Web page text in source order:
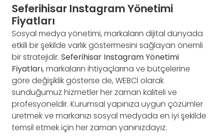
Seferihisar Instagram Yönetimi
Fiyatları
Sosyal medya yönetimi, markaların dijital dünyada
etkili bir şekilde varlık göstermesini sağlayan önemli
bir stratejidir. Seferihisar Instagram Yönetimi
Fiyatları, markaların ihtiyaçlarına ve bütçelerine
göre değişiklik gösterse de, WEBCİ olarak
sunduğumuz hizmetler her zaman kaliteli ve
profesyoneldir. Kurumsal yapınıza uygun çözümler
üretmek ve markanızı sosyal medyada en iyi şekilde
temsil etmek için her zaman yanınızdayız.